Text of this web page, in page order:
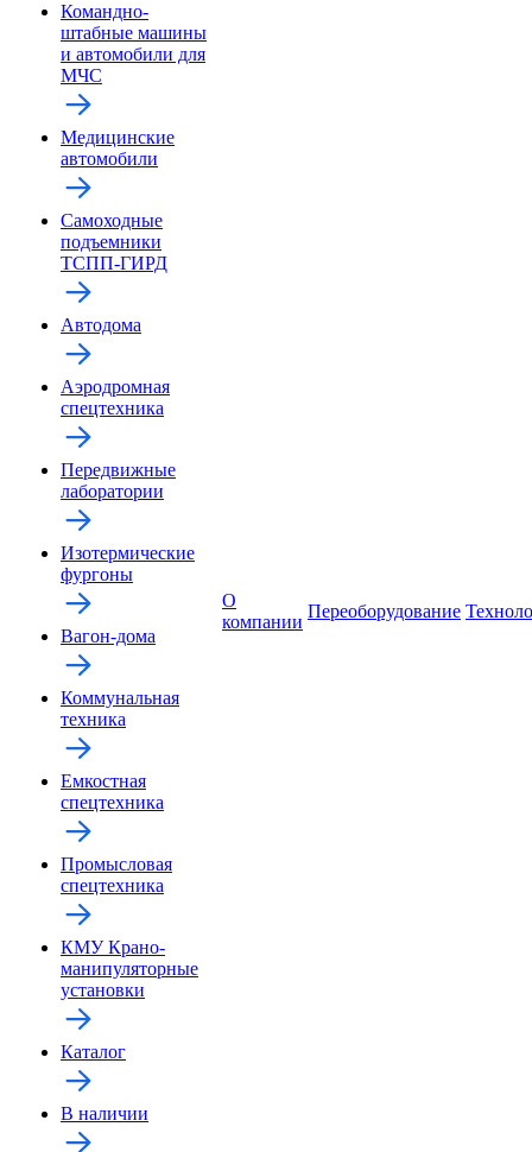
Командно-
штабные машины
и автомобили для
МЧС
Медицинские
автомобили
Самоходные
подъемники
ТСПП-ГИРД
Автодома
Аэродромная
спецтехника
Передвижные
лаборатории
Изотермические
фургоны
Вагон-дома
Коммунальная
техника
Емкостная
спецтехника
Промысловая
спецтехника
КМУ Крано-
манипуляторные
установки
Каталог
В наличии
О
компании
Переоборудование